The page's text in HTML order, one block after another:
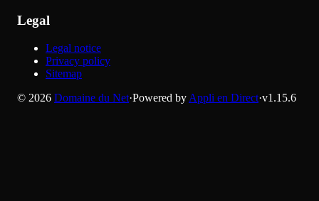
Legal
Legal notice
Privacy policy
Sitemap
© 2026 Domaine du Net·Powered by Appli en Direct·v1.15.6